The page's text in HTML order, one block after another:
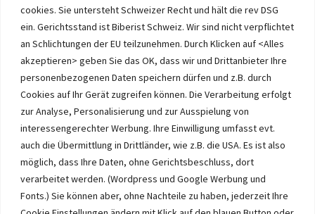
cookies. Sie untersteht Schweizer Recht und hält die rev DSG
ein. Gerichtsstand ist Biberist Schweiz. Wir sind nicht verpflichtet
an Schlichtungen der EU teilzunehmen. Durch Klicken auf <Alles
akzeptieren> geben Sie das OK, dass wir und Drittanbieter Ihre
personenbezogenen Daten speichern dürfen und z.B. durch
Cookies auf Ihr Gerät zugreifen können. Die Verarbeitung erfolgt
zur Analyse, Personalisierung und zur Ausspielung von
interessengerechter Werbung. Ihre Einwilligung umfasst evt.
auch die Übermittlung in Drittländer, wie z.B. die USA. Es ist also
möglich, dass Ihre Daten, ohne Gerichtsbeschluss, dort
verarbeitet werden. (Wordpress und Google Werbung und
Fonts.) Sie können aber, ohne Nachteile zu haben, jederzeit Ihre
Immobilien im Wasseramt haben bei Immobilie-Solothurn.ch
Vorrang und die besten Konditionen beim Verkauf. Kein Immobilien
Verkauf im Wasseramt ohne unsere Offerte. Bei uns wählen Sie,
Immobilien selber verkaufen mit unserer Beratung? Auch das geht!
Immobilie Solothurn-immo-chWasseramt.ch Impressum